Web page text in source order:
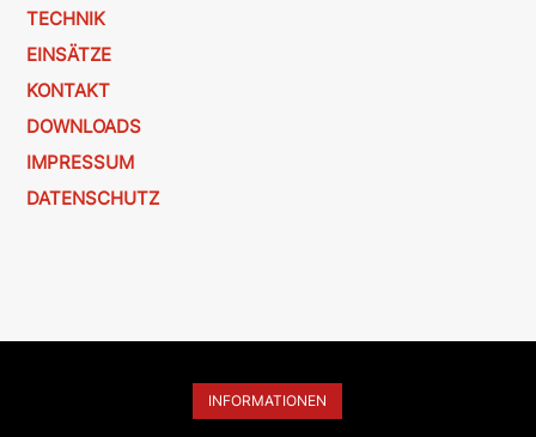
TECHNIK
EINSÄTZE
KONTAKT
DOWNLOADS
IMPRESSUM
DATENSCHUTZ
INFORMATIONEN